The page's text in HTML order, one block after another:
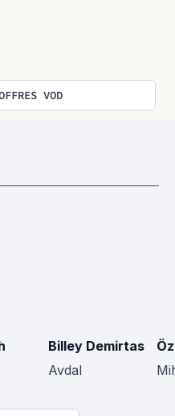
VOD
Billey Demirtas
Avdal